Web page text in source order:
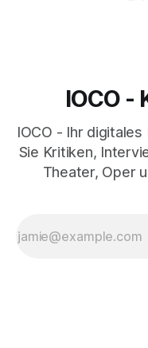
IOCO -
IOCO - Ihr
Sie Kritiken,
Theater, Oper